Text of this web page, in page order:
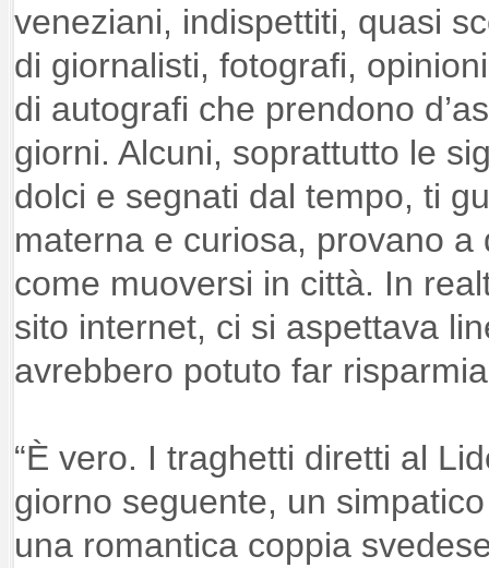
veneziani, indispettiti, quasi
di giornalisti, fotografi,
di autografi che prendono
giorni. Alcuni, soprattutto le
dolci e segnati dal tempo, ti
materna e curiosa, provano
come muoversi in città. In
sito internet, ci si aspettava
avrebbero potuto far
“È vero. I traghetti diretti al
giorno seguente, un
una romantica coppia